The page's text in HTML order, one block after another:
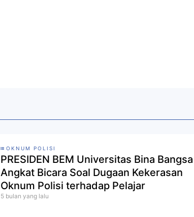
OKNUM POLISI
PRESIDEN BEM Universitas Bina Bangsa
Angkat Bicara Soal Dugaan Kekerasan
Oknum Polisi terhadap Pelajar
5 bulan yang lalu